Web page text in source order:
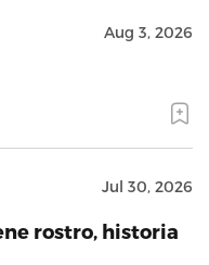
Aug 3, 2026
Jul 30, 2026
rostro, historia